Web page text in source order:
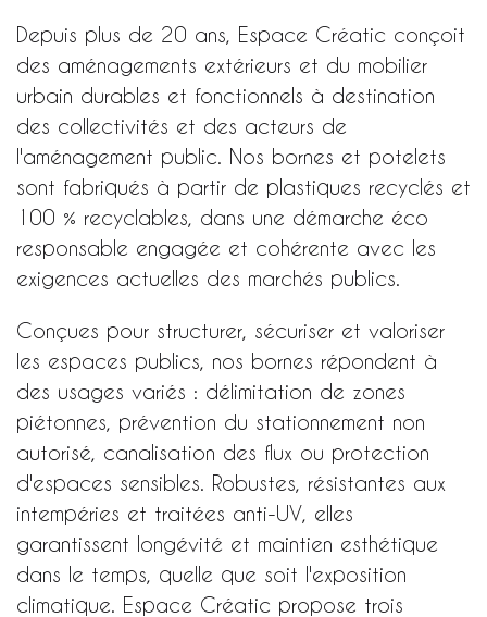
Depuis plus de 20 ans, Espace Créatic conçoit
des aménagements extérieurs et du mobilier
urbain durables et fonctionnels à destination
des collectivités et des acteurs de
l'aménagement public. Nos bornes et potelets
sont fabriqués à partir de plastiques recyclés et
100 % recyclables, dans une démarche éco
responsable engagée et cohérente avec les
exigences actuelles des marchés publics.
Conçues pour structurer, sécuriser et valoriser
les espaces publics, nos bornes répondent à
des usages variés : délimitation de zones
piétonnes, prévention du stationnement non
autorisé, canalisation des flux ou protection
d'espaces sensibles. Robustes, résistantes aux
intempéries et traitées anti-UV, elles
garantissent longévité et maintien esthétique
dans le temps, quelle que soit l'exposition
climatique. Espace Créatic propose trois